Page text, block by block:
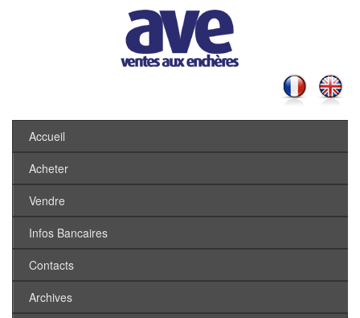
Accueil
Acheter
Vendre
Infos Bancaires
Contacts
Archives